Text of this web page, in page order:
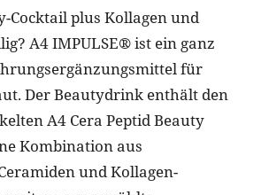
Cocktail plus Kollagen und
A4 IMPULSE® ist ein ganz
für
Der Beautydrink enthält den
A4 Cera Peptid Beauty
Kombination aus
und Kollagen-